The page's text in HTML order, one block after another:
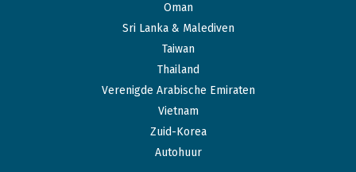
Oman
Sri Lanka & Malediven
Taiwan
Thailand
Verenigde Arabische Emiraten
Vietnam
Zuid-Korea
Autohuur